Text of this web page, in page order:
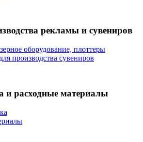
рекламы и сувениров
оборудование, плоттеры
производства сувениров
и расходные материалы